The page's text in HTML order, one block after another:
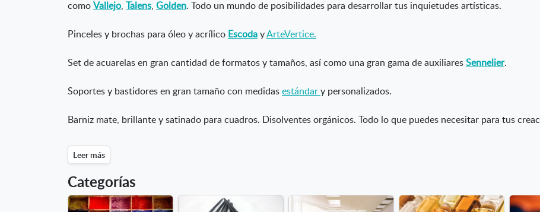
comoVallejo, Talens, Golden. Todo un mundo de posibilidades para desarrollar tus inquietudes artísticas.
Pinceles y brochas para óleo y acrílico EscodayArteVertice.
Set de acuarelas en gran cantidad de formatos y tamaños, así como una gran gama de auxiliaresSennelier.
Soportes y bastidores en gran tamaño con medidasestándary personalizados.
Barniz mate, brillante y satinado para cuadros. Disolventes orgánicos. Todo lo que puedes necesitar para tus
Leer más
Categorías